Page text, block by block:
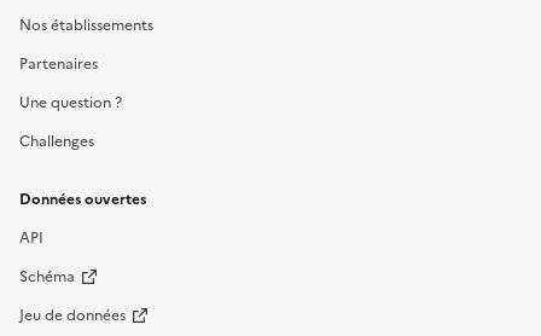
Nos établissements
Partenaires
Une question ?
Challenges
Données ouvertes
API
Schéma
Jeu de données